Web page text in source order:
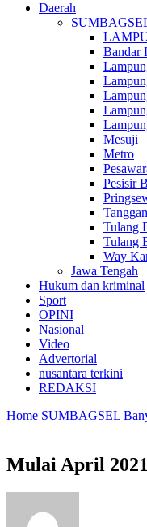
Daerah
Bandar
Mesuji
Metro
Pesisir
Tulang
Tulang
Way
Jawa Tengah
Hukum dan kriminal
Sport
OPINI
Nasional
Video
Advertorial
nusantara terkini
REDAKSI
Home SUMBAGSEL
Mulai April